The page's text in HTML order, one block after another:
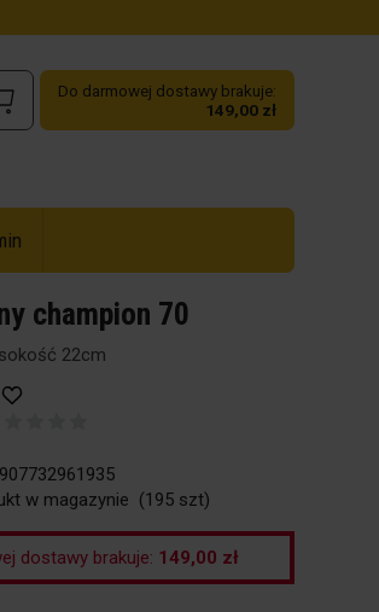
Do darmowej dostawy brakuje:
149,00 zł
champion 70
22cm
w magazynie (195 szt)
dostawy brakuje: 149,00 zł